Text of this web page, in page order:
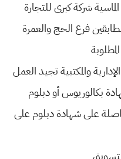
شركة كبرى للتجارة
فرع الحج والعمرة
والمكتبية تجيد العمل
بكالوريوس أو دبلوم
على شهادة دبلوم على